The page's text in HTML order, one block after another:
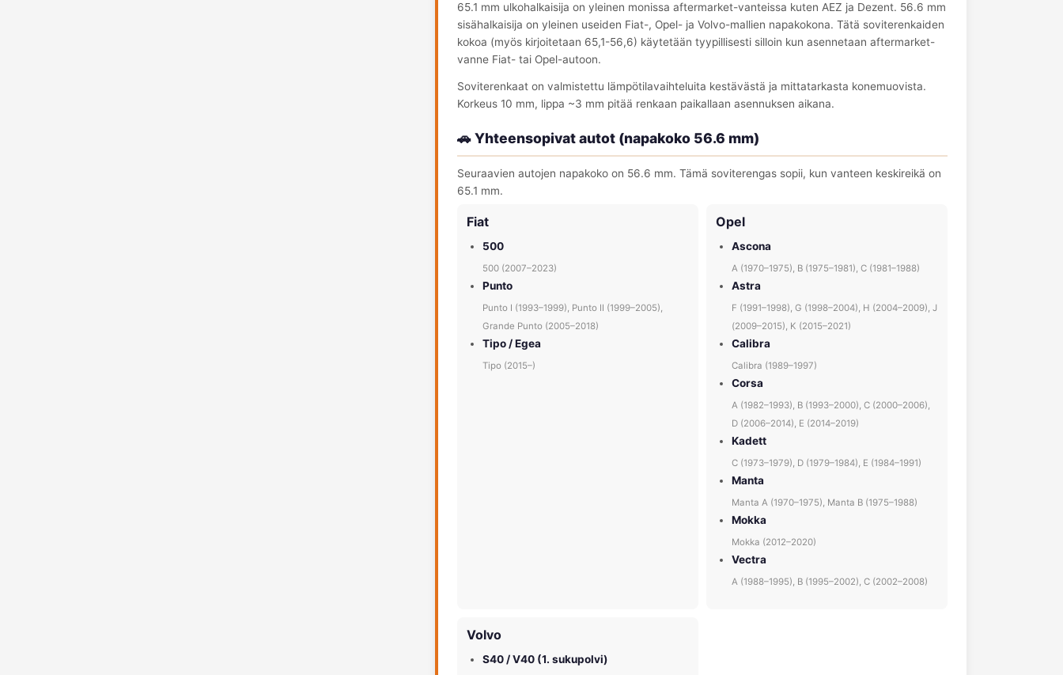
65.1 mm ulkohalkaisija on yleinen monissa aftermarket-vanteissa kuten AEZ ja Dezent. 56.6 mm
sisähalkaisija on yleinen useiden Fiat-, Opel- ja Volvo-mallien napakokona. Tätä soviterenkaiden
kokoa (myös kirjoitetaan 65,1-56,6) käytetään tyypillisesti silloin kun asennetaan aftermarket-
vanne Fiat- tai Opel-autoon.
Soviterenkaat on valmistettu lämpötilavaihteluita kestävästä ja mittatarkasta konemuovista.
Korkeus 10 mm, lippa ~3 mm pitää renkaan paikallaan asennuksen aikana.
🚗 Yhteensopivat autot (napakoko 56.6 mm)
Seuraavien autojen napakoko on 56.6 mm. Tämä soviterengas sopii, kun vanteen keskireikä on
65.1 mm.
Fiat
500
500 (2007–2023)
Punto
Punto I (1993–1999), Punto II (1999–2005),
Grande Punto (2005–2018)
Tipo / Egea
Tipo (2015–)
Opel
Ascona
A (1970–1975), B (1975–1981), C (1981–1988)
Astra
F (1991–1998), G (1998–2004), H (2004–2009), J
(2009–2015), K (2015–2021)
Calibra
Calibra (1989–1997)
Corsa
A (1982–1993), B (1993–2000), C (2000–2006),
D (2006–2014), E (2014–2019)
Kadett
C (1973–1979), D (1979–1984), E (1984–1991)
Manta
Manta A (1970–1975), Manta B (1975–1988)
Mokka
Mokka (2012–2020)
Vectra
A (1988–1995), B (1995–2002), C (2002–2008)
Volvo
S40 / V40 (1. sukupolvi)